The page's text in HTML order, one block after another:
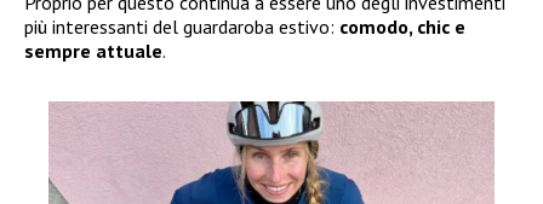
più interessanti del guardaroba estivo: comodo, chic e
sempre attuale.